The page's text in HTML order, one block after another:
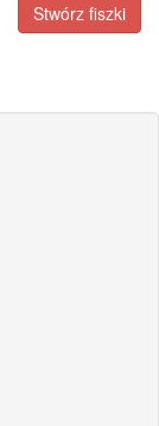
Stwórz fiszki